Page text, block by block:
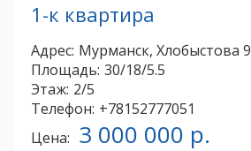
1-к квартира
Адрес: Мурманск, Хлобыстова 9
Площадь: 30/18/5.5
Этаж: 2/5
Телефон: +78152777051
Цена: 3 000 000 р.